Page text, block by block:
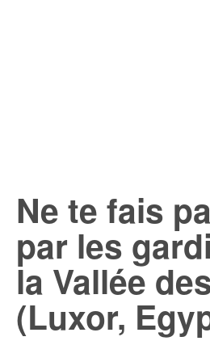
Ne te fais
par les
la Vallée
(Luxor,